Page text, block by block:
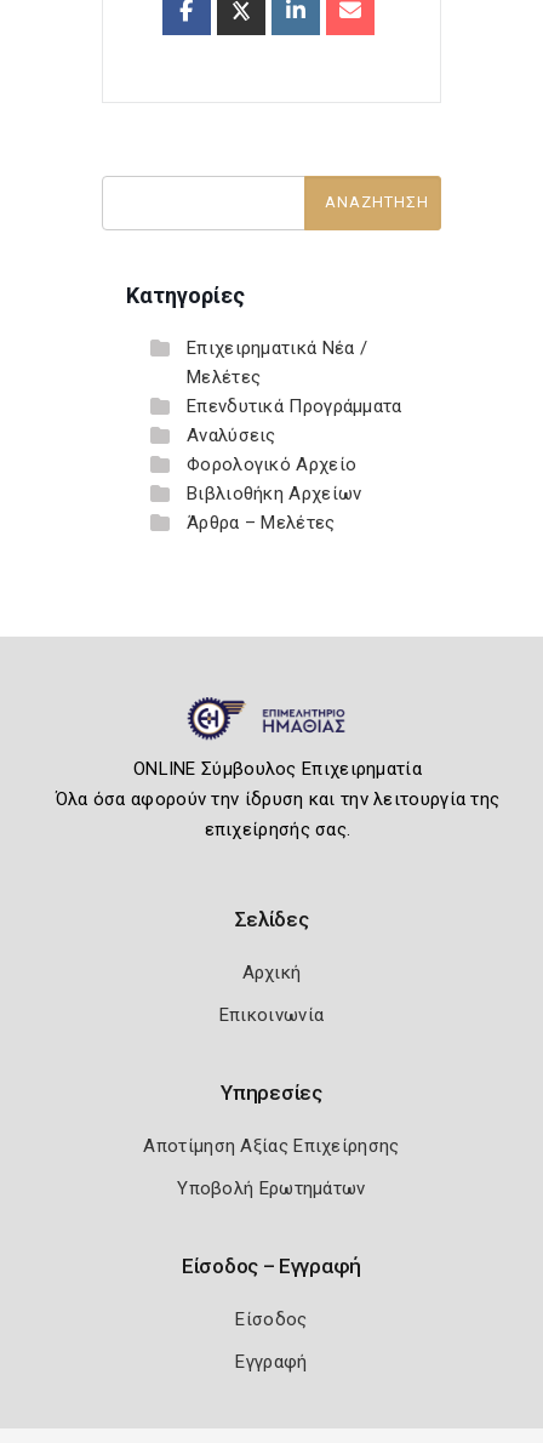
Κατηγορίες
Επιχειρηματικά Νέα /
Μελέτες
Επενδυτικά Προγράμματα
Αναλύσεις
Φορολογικό Αρχείο
Βιβλιοθήκη Αρχείων
Άρθρα – Μελέτες
ONLINE Σύμβουλος Επιχειρηματία
Όλα όσα αφορούν την ίδρυση και την λειτουργία της
επιχείρησής σας.
Σελίδες
Αρχική
Επικοινωνία
Υπηρεσίες
Αποτίμηση Αξίας Επιχείρησης
Υποβολή Ερωτημάτων
Είσοδος – Εγγραφή
Είσοδος
Εγγραφή